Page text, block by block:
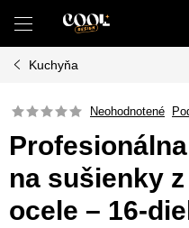
obsah
Kuchyňa
Neohodnotené
na sušienky
ocele – 16-